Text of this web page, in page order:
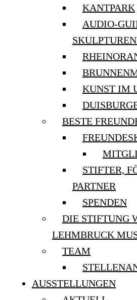
KANTPARK
AUDIO-
KUNST IM
BESTE
STIFTER,
PARTNER
SPENDEN
DIE STIFTUNG
LEHMBRUCK
TEAM
AUSSTELLUNGEN